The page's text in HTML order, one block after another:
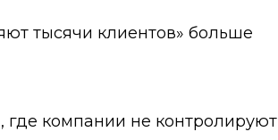
тысячи клиентов» больше
компании не контролируют